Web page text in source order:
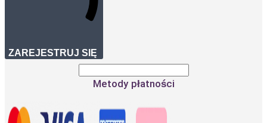
ZAREJESTRUJ SIĘ
Metody płatności